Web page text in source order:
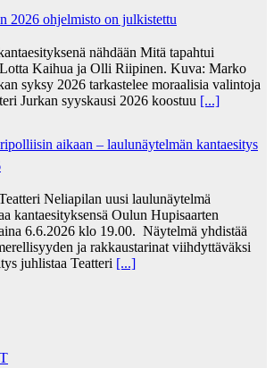
2026 ohjelmisto on julkistettu
nähdään Mitä tapahtui
Kaihua ja Olli Riipinen. Kuva: Marko
syksy 2026 tarkastelee moraalisia valintoja
Jurkan syyskausi 2026 koostuu [...]
aikaan – laulunäytelmän kantaesitys
Neliapilan uusi laulunäytelmä
kantaesityksensä Oulun Hupisaarten
6.6.2026 klo 19.00. Näytelmä yhdistää
ja rakkaustarinat viihdyttäväksi
juhlistaa Teatteri [...]